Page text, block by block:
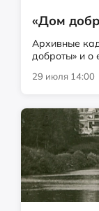
«Дом
Архивные
доброты» и о
29 июля 14:00